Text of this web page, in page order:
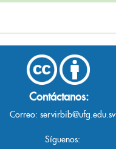
Contáctanos:
Correo: servirbib@ufg.edu.sv
Síguenos: